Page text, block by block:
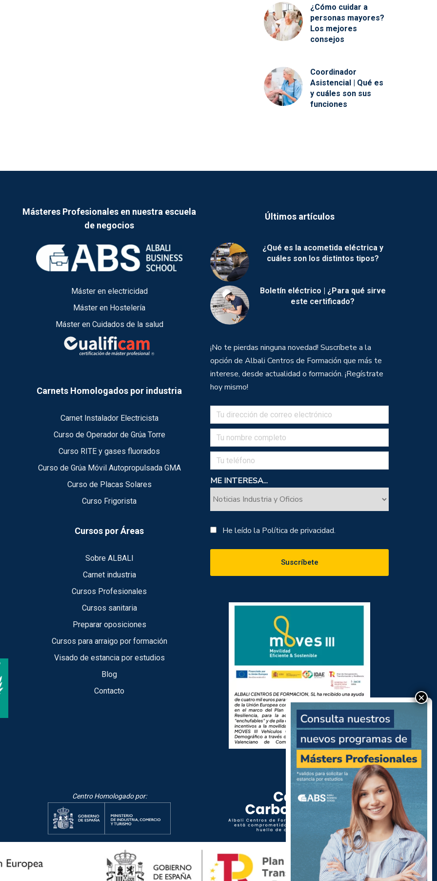
¿Cómo cuidar a
personas mayores?
Los mejores
consejos
Coordinador
Asistencial | Qué es
y cuáles son sus
funciones
Másteres Profesionales en nuestra escuela
de negocios
Máster en electricidad
Máster en Hostelería
Máster en Cuidados de la salud
Carnets Homologados por industria
Carnet Instalador Electricista
Curso de Operador de Grúa Torre
Curso RITE y gases fluorados
Curso de Grúa Móvil Autopropulsada GMA
Curso de Placas Solares
Curso Frigorista
Cursos por Áreas
Sobre ALBALI
Carnet industria
Cursos Profesionales
Cursos sanitaria
Preparar oposiciones
Cursos para arraigo por formación
Visado de estancia por estudios
Blog
Contacto
Últimos artículos
¿Qué es la acometida eléctrica y
cuáles son los distintos tipos?
Boletín eléctrico | ¿Para qué sirve
este certificado?
¡No te pierdas ninguna novedad! Suscríbete a la
opción de Albali Centros de Formación que más te
interese, desde actualidad o formación. ¡Regístrate
hoy mismo!
ME INTERESA...
He leído la Política de privacidad.
Centro Homologado por: